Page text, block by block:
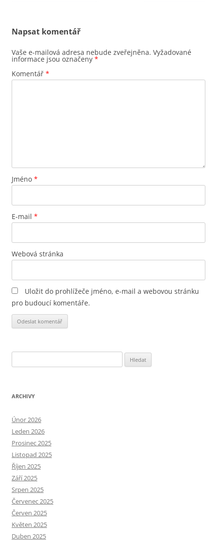
Napsat komentář
Vaše e-mailová adresa nebude zveřejněna. Vyžadované
informace jsou označeny *
Komentář *
Jméno *
E-mail *
Webová stránka
Uložit do prohlížeče jméno, e-mail a webovou stránku
pro budoucí komentáře.
ARCHIVY
Únor 2026
Leden 2026
Prosinec 2025
Listopad 2025
Říjen 2025
Září 2025
Srpen 2025
Červenec 2025
Červen 2025
Květen 2025
Duben 2025